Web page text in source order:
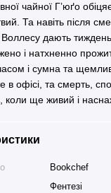
чайної Г’юґо
Та навіть після
дають
і натхненно
і сумна та
в офісі, та смерть,
коли ще живий і
Bookchef
Фентезі